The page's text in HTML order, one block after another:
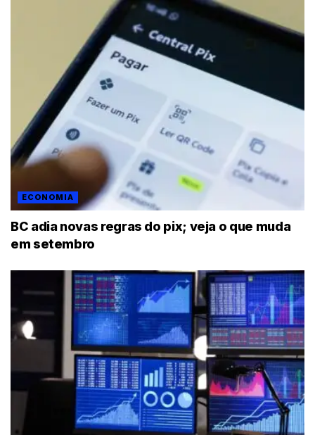
ECONOMIA
BC adia novas regras do pix; veja o que muda
em setembro